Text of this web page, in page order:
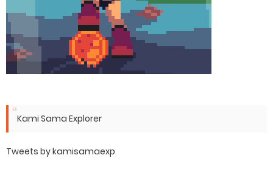
Kami Sama Explorer
Tweets by kamisamaexp